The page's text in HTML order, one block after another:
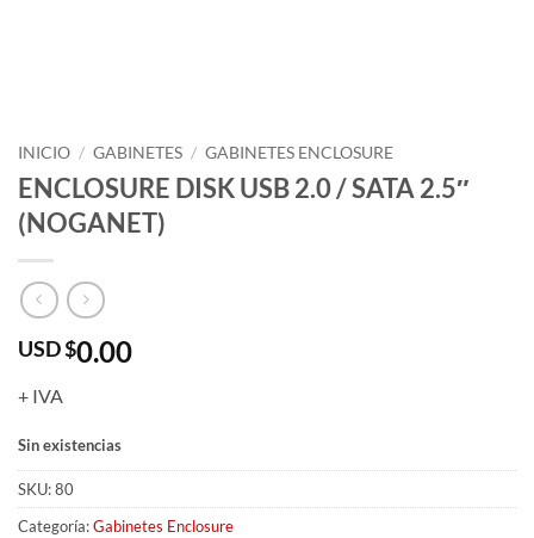
INICIO / GABINETES / GABINETES ENCLOSURE
ENCLOSURE DISK USB 2.0 / SATA 2.5″
(NOGANET)
USD $0.00
+ IVA
Sin existencias
SKU:80
Categoría:Gabinetes Enclosure